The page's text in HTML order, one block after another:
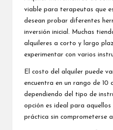
viable para terapeutas que
desean probar diferentes
inversión inicial. Muchas
alquileres a corto y largo
experimentar con varios
El costo del alquiler puede
encuentra en un rango de 10
dependiendo del tipo de
opción es ideal para aquellos
práctica sin comprometerse